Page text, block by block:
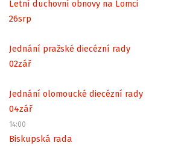
Letní duchovní obnovy na Lomci
26srp
Jednání pražské diecézní rady
02zář
Jednání olomoucké diecézní rady
04zář
14:00
Biskupská rada